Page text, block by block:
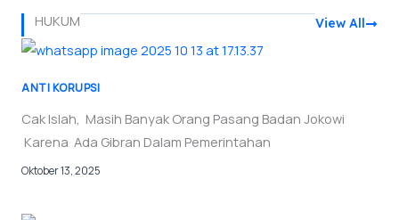
HUKUM View All
ANTI KORUPSI
Cak Islah, Masih Banyak Orang Pasang Badan Jokowi
Karena Ada Gibran Dalam Pemerintahan
Oktober 13, 2025